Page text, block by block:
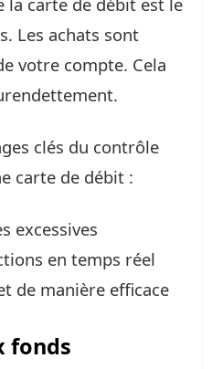
Les achats sont
votre compte. Cela
clés du contrôle
carte de débit :
excessives
en temps réel
de manière efficace
fonds